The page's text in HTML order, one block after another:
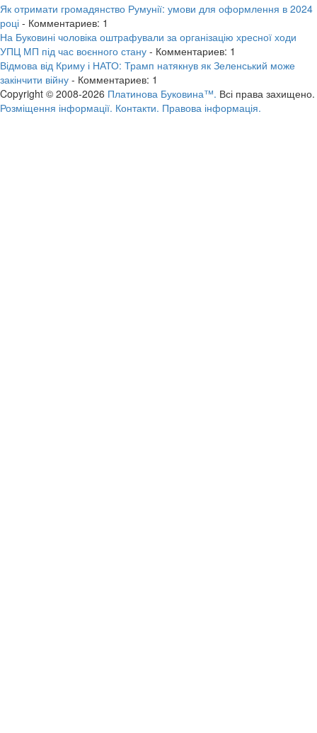
Як отримати громадянство Румунії: умови для оформлення в 2024
році - Комментариев: 1
На Буковині чоловіка оштрафували за організацію хресної ходи
УПЦ МП під час воєнного стану - Комментариев: 1
Відмова від Криму і НАТО: Трамп натякнув як Зеленський може
закінчити війну - Комментариев: 1
Copyright © 2008-2026 Платинова Буковина™. Всі права захищено.
Розміщення інформації. Контакти. Правова інформація.